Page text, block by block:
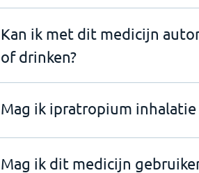
Kan ik met dit medicijn
of drinken?
Mag ik ipratropium
Mag ik dit medicijn